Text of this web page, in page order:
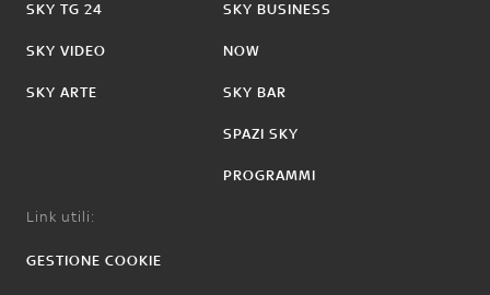
SKY TG 24
SKY VIDEO
SKY ARTE
SKY BUSINESS
NOW
SKY BAR
SPAZI SKY
PROGRAMMI
Link utili:
GESTIONE COOKIE